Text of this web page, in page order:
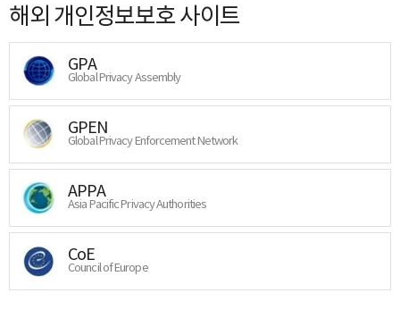
해외 개인정보보호 사이트
GPA
Global Privacy Assembly
GPEN
Global Privacy Enforcement Network
APPA
Asia Pacific Privacy Authorities
CoE
Council of Europe